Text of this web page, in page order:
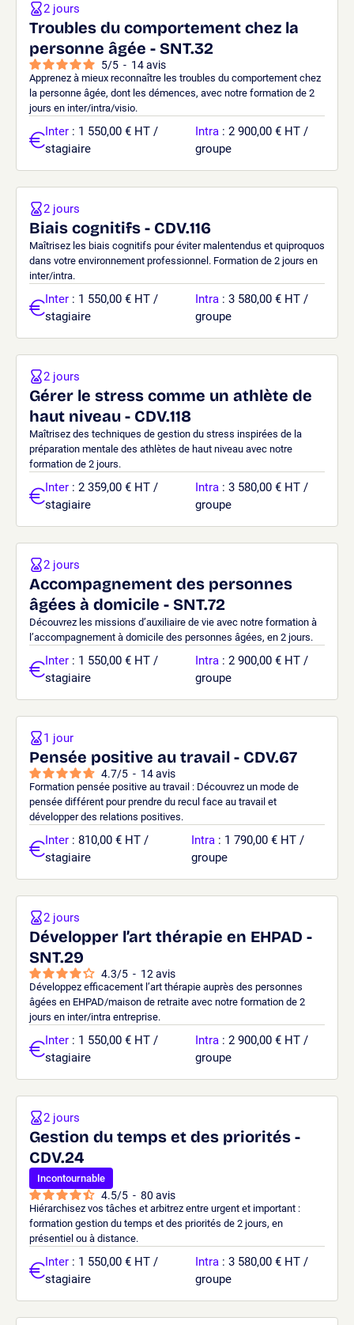
Troubles du comportement chez la
personne âgée - SNT.32
5/5 - 14avis
Apprenez à mieux reconnaître les troubles du comportement chez
la personne âgée, dont les démences, avec notre formation de 2
jours en inter/intra/visio.
2 jours
Inter : 1 550,00 € HT /
stagiaire
Intra : 2 900,00 € HT /
groupe
Biais cognitifs - CDV.116
Maîtrisez les biais cognitifs pour éviter malentendus et quiproquos
dans votre environnement professionnel. Formation de 2 jours en
inter/intra.
2 jours
Inter : 1 550,00 € HT /
stagiaire
Intra : 3 580,00 € HT /
groupe
Gérer le stress comme un athlète de
haut niveau - CDV.118
Maîtrisez des techniques de gestion du stress inspirées de la
préparation mentale des athlètes de haut niveau avec notre
formation de 2 jours.
2 jours
Inter : 2 359,00 € HT /
stagiaire
Intra : 3 580,00 € HT /
groupe
Accompagnement des personnes
âgées à domicile - SNT.72
Découvrez les missions d’auxiliaire de vie avec notre formation à
l’accompagnement à domicile des personnes âgées, en 2 jours.
2 jours
Inter : 1 550,00 € HT /
stagiaire
Intra : 2 900,00 € HT /
groupe
Pensée positive au travail - CDV.67
4.7/5 - 14avis
Formation pensée positive au travail : Découvrez un mode de
pensée différent pour prendre du recul face au travail et
développer des relations positives.
1 jour
Inter : 810,00 € HT /
stagiaire
Intra : 1 790,00 € HT /
groupe
Développer l’art thérapie en EHPAD -
SNT.29
4.3/5 - 12 avis
Développez efficacement l’art thérapie auprès des personnes
âgées en EHPAD/maison de retraite avec notre formation de 2
jours en inter/intra entreprise.
2 jours
Inter : 1 550,00 € HT /
stagiaire
Intra : 2 900,00 € HT /
groupe
Gestion du temps et des priorités -
CDV.24
Incontournable
4.5/5 - 80 avis
Hiérarchisez vos tâches et arbitrez entre urgent et important :
formation gestion du temps et des priorités de 2 jours, en
présentiel ou à distance.
2 jours
Inter : 1 550,00 € HT /
stagiaire
Intra : 3 580,00 € HT /
groupe